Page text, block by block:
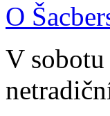
O
V